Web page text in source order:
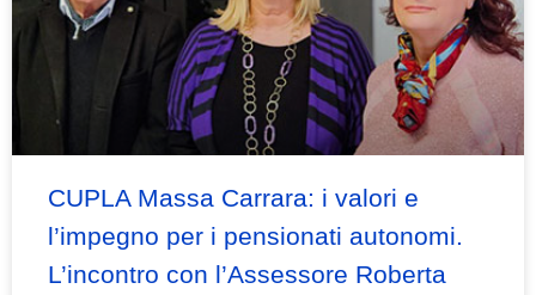
CUPLA Massa Carrara: i valori e
l’impegno per i pensionati autonomi.
L’incontro con l’Assessore Roberta